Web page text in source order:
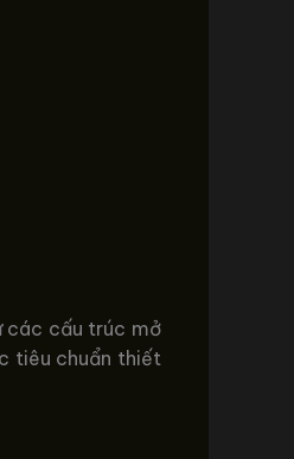
các cấu trúc mở
tiêu chuẩn thiết